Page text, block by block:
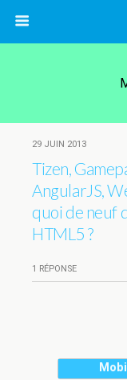
29 JUIN 2013
Tizen,
AngularJS,
quoi de neuf
HTML5 ?
1 RÉPONSE